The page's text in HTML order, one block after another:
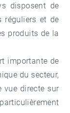
disposent de
réguliers et de
produits de la
importante de
du secteur,
vue directe sur